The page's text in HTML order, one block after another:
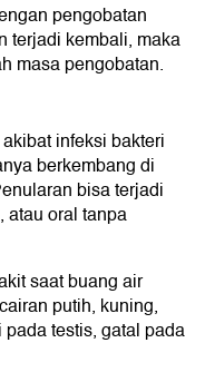
pengobatan
terjadi kembali, maka
masa pengobatan.
infeksi bakteri
berkembang di
bisa terjadi
atau oral tanpa
saat buang air
putih, kuning,
testis, gatal pada